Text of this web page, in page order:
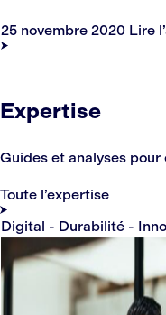
25 novembre 2020 Lire
Expertise
Guides et analyses
Toute l’expertise
Digital - Durabilité -